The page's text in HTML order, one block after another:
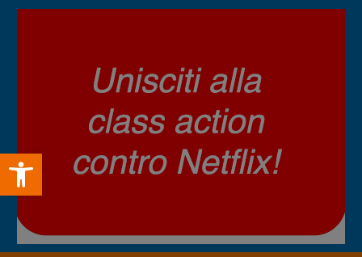
Open toolbar